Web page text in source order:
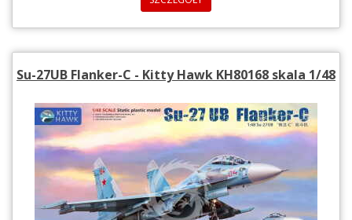
Su-27UB Flanker-C - Kitty Hawk KH80168 skala 1/48